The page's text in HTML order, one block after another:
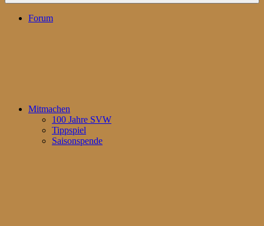
Forum
Mitmachen
100 Jahre SVW
Tippspiel
Saisonspende